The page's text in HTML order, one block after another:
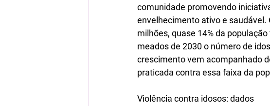
comunidade promovendo
envelhecimento ativo e saudável.
milhões, quase 14% da
meados de 2030 o número de
crescimento vem acompanhado
praticada contra essa faixa da
Violência contra idosos: dados